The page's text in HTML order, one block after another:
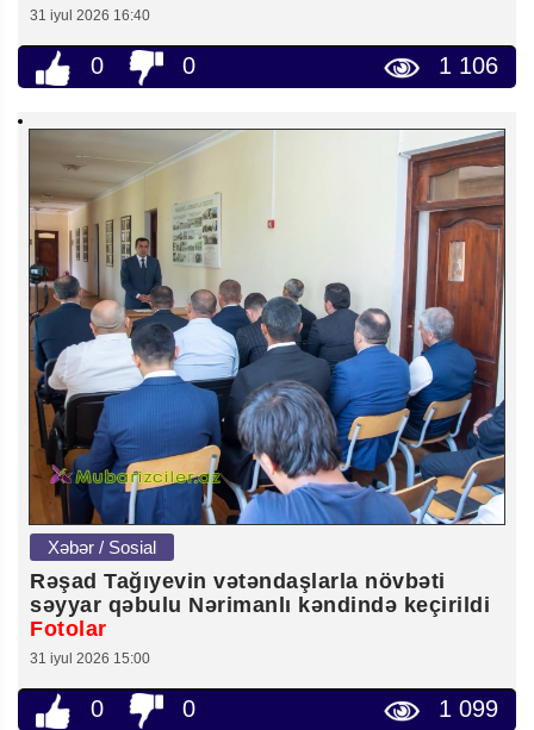
31 iyul 2026 16:40
0 0 1 106
Xəbər / Sosial
Rəşad Tağıyevin vətəndaşlarla növbəti
səyyar qəbulu Nərimanlı kəndində keçirildi
Fotolar
31 iyul 2026 15:00
0 0 1 099